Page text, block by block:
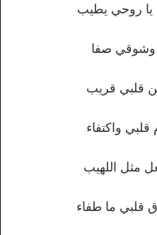
روحي يطيب
صفا
قلبي قريب
واكتفاء
مثل اللهيب
ما طفاء